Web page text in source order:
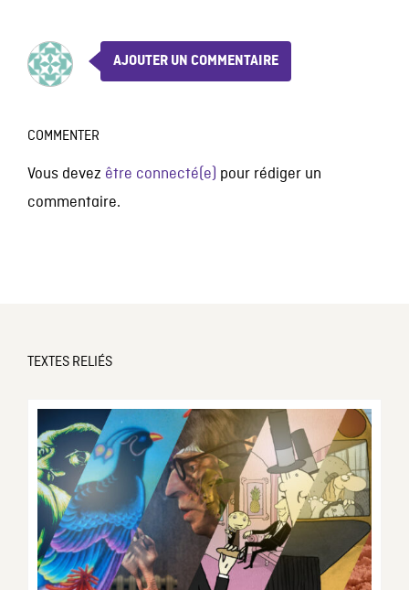
AJOUTER UN COMMENTAIRE
COMMENTER
Vous devez être connecté(e) pour rédiger un
commentaire.
TEXTES RELIÉS